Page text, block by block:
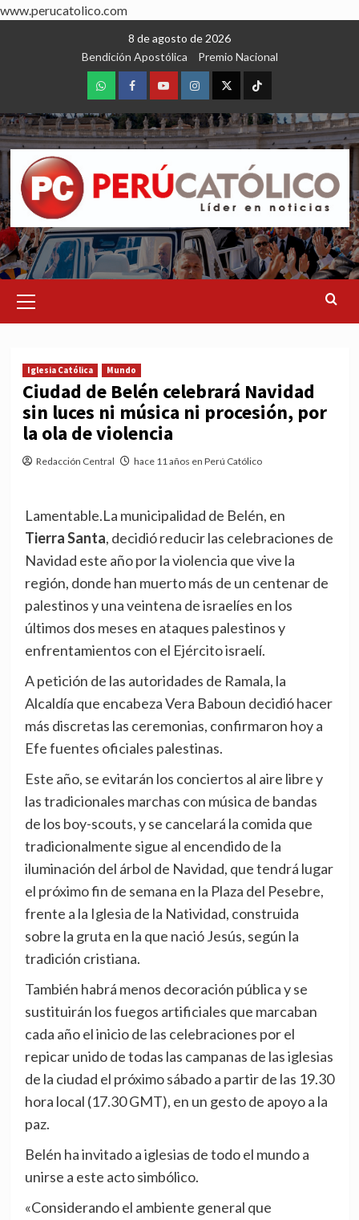
www.perucatolico.com
8 de agosto de 2026
Bendición Apostólica
Premio Nacional
WhatsAppFacebookYoutubeInstagram
X TikTok
Menu
Iglesia Católica Mundo
Ciudad de Belén celebrará Navidad
sin luces ni música ni procesión, por
la ola de violencia
Redacción Central hace 11 años en Perú Católico
Lamentable.La municipalidad de Belén, en
Tierra Santa, decidió reducir las celebraciones de
Navidad este año por la violencia que vive la
región, donde han muerto más de un centenar de
palestinos y una veintena de israelíes en los
últimos dos meses en ataques palestinos y
enfrentamientos con el Ejército israelí.
A petición de las autoridades de Ramala, la
Alcaldía que encabeza Vera Baboun decidió hacer
más discretas las ceremonias, confirmaron hoy a
Efe fuentes oficiales palestinas.
Este año, se evitarán los conciertos al aire libre y
las tradicionales marchas con música de bandas
de los boy-scouts, y se cancelará la comida que
tradicionalmente sigue al encendido de la
iluminación del árbol de Navidad, que tendrá lugar
el próximo fin de semana en la Plaza del Pesebre,
frente a la Iglesia de la Natividad, construida
sobre la gruta en la que nació Jesús, según la
tradición cristiana.
También habrá menos decoración pública y se
sustituirán los fuegos artificiales que marcaban
cada año el inicio de las celebraciones por el
repicar unido de todas las campanas de las iglesias
de la ciudad el próximo sábado a partir de las 19.30
hora local (17.30 GMT), en un gesto de apoyo a la
paz.
Belén ha invitado a iglesias de todo el mundo a
unirse a este acto simbólico.
«Considerando el ambiente general que